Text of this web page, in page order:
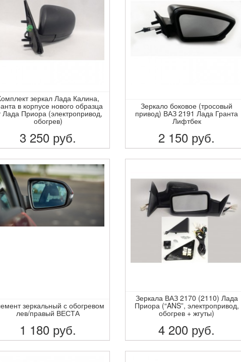
зеркал Лада Калина,
в корпусе нового образца
Лада Приора (электропривод,
обогрев)
3 250 руб.
ПОДРОБНЕЕ
Зеркало боковое (тросовый
привод) ВАЗ 2191 Лада Гранта
Лифтбек
2 150 руб.
ПОДРОБНЕЕ
зеркальный с обогревом
лев/правый ВЕСТА
1 180 руб.
ПОДРОБНЕЕ
Зеркала ВАЗ 2170 (2110) Лада
Приора (“ANS”, электропривод,
обогрев + жгуты)
4 200 руб.
ПОДРОБНЕЕ